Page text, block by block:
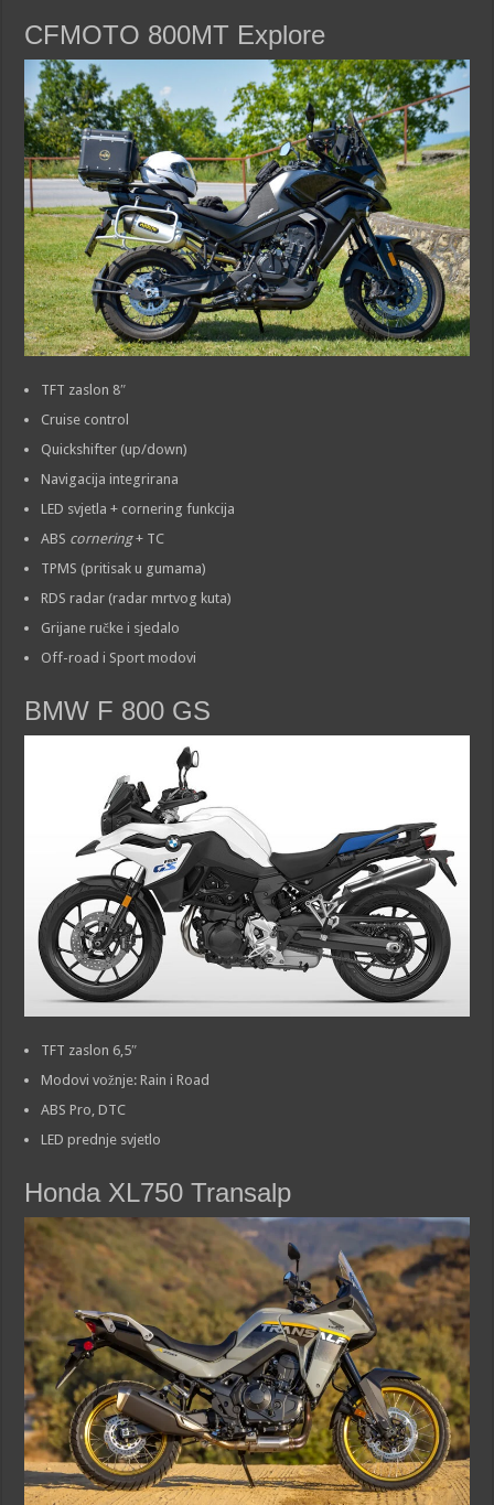
CFMOTO 800MT Explore
TFT zaslon 8″
Cruise control
Quickshifter (up/down)
Navigacija integrirana
LED svjetla + cornering funkcija
ABS cornering+ TC
TPMS (pritisak u gumama)
RDS radar (radar mrtvog kuta)
Grijane ručke i sjedalo
Off-road i Sport modovi
BMW F 800 GS
TFT zaslon 6,5″
Modovi vožnje: Rain i Road
ABS Pro, DTC
LED prednje svjetlo
Honda XL750 Transalp